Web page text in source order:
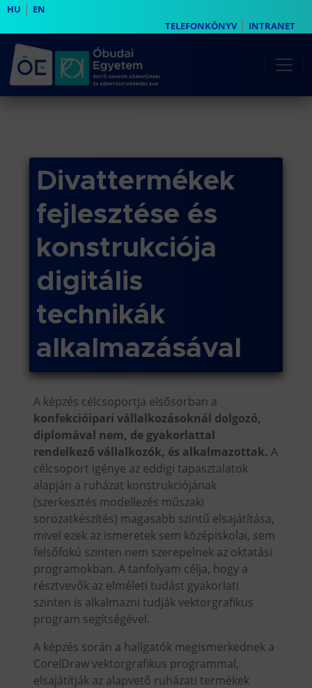
HU | EN
TELEFONKÖNYV| INTRANET
Divattermékek
fejlesztése és
konstrukciója
digitális
technikák
alkalmazásával
A képzés célcsoportja elsősorban a
konfekcióipari vállalkozásoknál dolgozó,
diplomával nem, de gyakorlattal
rendelkező vállalkozók, és alkalmazottak. A
célcsoport igénye az eddigi tapasztalatok
alapján a ruházat konstrukciójának
(szerkesztés modellezés műszaki
sorozatkészítés) magasabb szintű elsajátítása,
mivel ezek az ismeretek sem középiskolai, sem
felsőfokú szinten nem szerepelnek az oktatási
programokban. A tanfolyam célja, hogy a
résztvevők az elméleti tudást gyakorlati
szinten is alkalmazni tudják vektorgrafikus
program segítségével.
A képzés során a hallgatók megismerkednek a
CorelDraw vektorgrafikus programmal,
elsajátítják az alapvető ruházati termékek